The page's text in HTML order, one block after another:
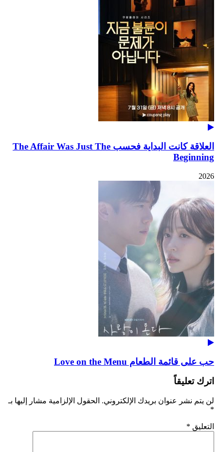
العلاقة كانت البداية فحسب The Affair Was Just The
Beginning
2026
حب على قائمة الطعام Love on the Menu
اترك تعليقاً
لن يتم نشر عنوان بريدك الإلكتروني. الحقول الإلزامية مشار إليها بـ
*
التعليق *